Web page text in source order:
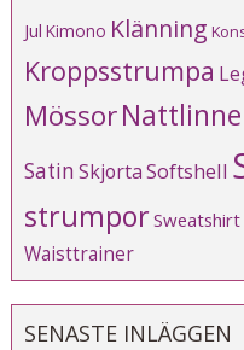
Jul Kimono Klänning
Kroppsstrumpa
MössorNattlinne
SatinSkjortaSoftshell
strumporSweatshirt
Waisttrainer
SENASTE INLÄGGEN